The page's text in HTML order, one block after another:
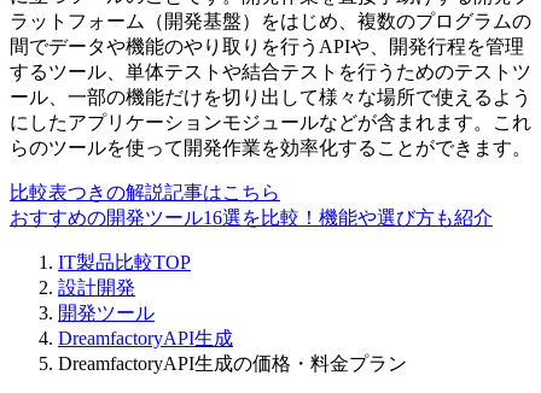
ラットフォーム（開発基盤）をはじめ、複数のプログラムの
間でデータや機能のやり取りを行うAPIや、開発行程を管理
するツール、単体テストや結合テストを行うためのテストツ
ール、一部の機能だけを切り出して様々な場所で使えるよう
にしたアプリケーションモジュールなどが含まれます。これ
らのツールを使って開発作業を効率化することができます。
比較表つきの解説記事はこちら
おすすめの開発ツール16選を比較！機能や選び方も紹介
IT製品比較TOP
設計開発
開発ツール
DreamfactoryAPI生成
DreamfactoryAPI生成の価格・料金プラン